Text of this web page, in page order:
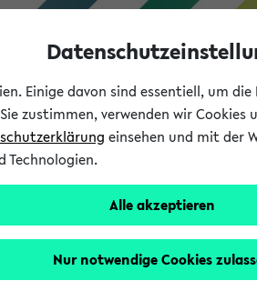
am eKVV. Bitte wählen Sie die
Einige davon sind essentiell, um
zustimmen, verwenden wir
einsehen und mit der
Technologien.
Alle akzeptieren
Nur notwendige Cookies